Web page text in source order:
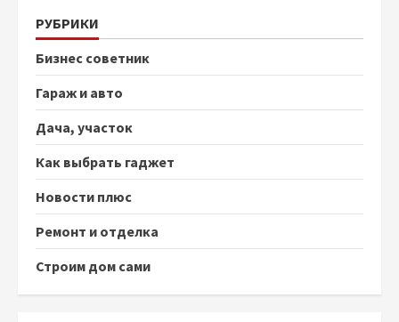
РУБРИКИ
Бизнес советник
Гараж и авто
Дача, участок
Как выбрать гаджет
Новости плюс
Ремонт и отделка
Строим дом сами